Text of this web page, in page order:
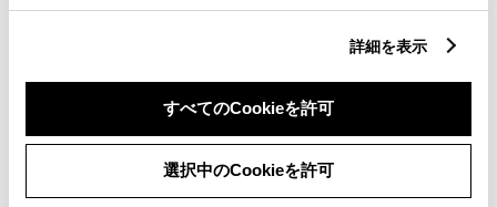
詳細を表示
すべてのCookieを許可
選択中のCookieを許可
メールアドレス